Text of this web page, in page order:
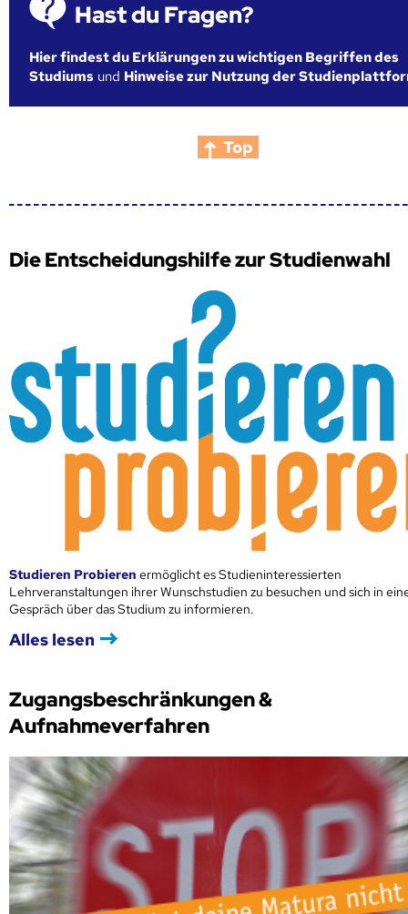
Hast du Fragen?
Hier findest du Erklärungen zu wichtigen Begriffen des
Studiums und Hinweise zur Nutzung der
Top
Die Entscheidungshilfe zur Studienwahl
Studieren Probieren ermöglicht es Studieninteressierten
Lehrveranstaltungen ihrer Wunschstudien zu besuchen und sich in
Gespräch über das Studium zu informieren.
Alles lesen
Zugangsbeschränkungen &
Aufnahmeverfahren